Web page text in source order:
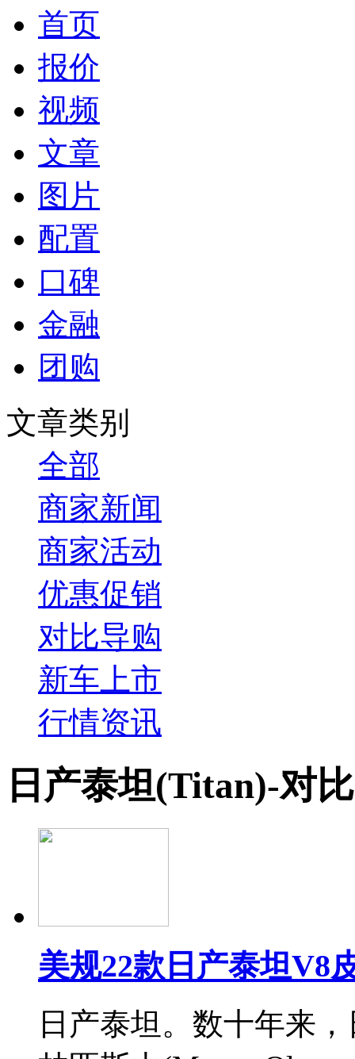
首页
报价
视频
文章
图片
配置
口碑
金融
团购
文章类别
全部
商家新闻
商家活动
优惠促销
对比导购
新车上市
行情资讯
日产泰坦(Titan)-对
美规22款日产泰坦V8
日产泰坦。数十年来